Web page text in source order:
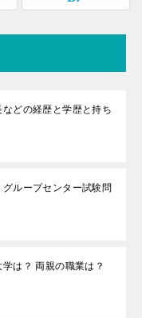
どの経歴と学歴と持ち
ループセンター試験問
は？ 両親の職業は？